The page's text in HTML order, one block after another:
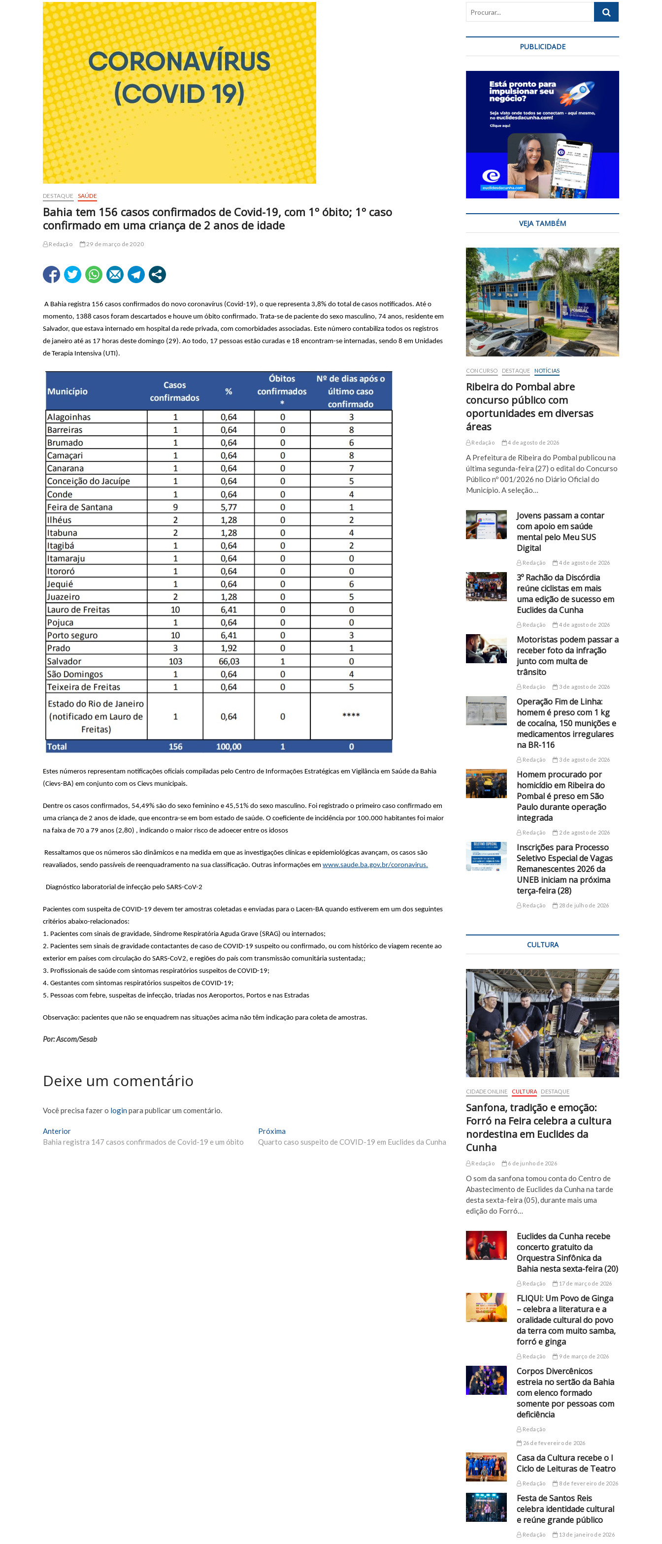
DESTAQUE SAÚDE
Bahia tem 156 casos confirmados de Covid-19, com 1º óbito; 1º caso
confirmado em uma criança de 2 anos de idade
Redação 29 de março de 2020
A Bahia registra 156 casos confirmados do novo coronavírus (Covid-19), o que representa 3,8% do total de casos notificados. Até o
momento, 1388 casos foram descartados e houve um óbito confirmado. Trata-se de paciente do sexo masculino, 74 anos, residente em
Salvador, que estava internado em hospital da rede privada, com comorbidades associadas. Este número contabiliza todos os registros
de janeiro até as 17 horas deste domingo (29). Ao todo, 17 pessoas estão curadas e 18 encontram-se internadas, sendo 8 em Unidades
de Terapia Intensiva (UTI).
Estes números representam notificações oficiais compiladas pelo Centro de Informações Estratégicas em Vigilância em Saúde da Bahia
(Cievs-BA) em conjunto com os Cievs municipais.
Dentre os casos confirmados, 54,49% são do sexo feminino e 45,51% do sexo masculino. Foi registrado o primeiro caso confirmado em
uma criança de 2 anos de idade, que encontra-se em bom estado de saúde. O coeficiente de incidência por 100.000 habitantes foi maior
na faixa de 70 a 79 anos (2,80) , indicando o maior risco de adoecer entre os idosos
Ressaltamos que os números são dinâmicos e na medida em que as investigações clínicas e epidemiológicas avançam, os casos são
reavaliados, sendo passíveis de reenquadramento na sua classificação. Outras informações em www.saude.ba.gov.br/coronavirus.
Diagnóstico laboratorial de infecção pelo SARS-CoV-2
Pacientes com suspeita de COVID-19 devem ter amostras coletadas e enviadas para o Lacen-BA quando estiverem em um dos seguintes
critérios abaixo-relacionados:
1. Pacientes com sinais de gravidade, Síndrome Respiratória Aguda Grave (SRAG) ou internados;
2. Pacientes sem sinais de gravidade contactantes de caso de COVID-19 suspeito ou confirmado, ou com histórico de viagem recente ao
exterior em países com circulação do SARS-CoV2, e regiões do país com transmissão comunitária sustentada;;
3. Profissionais de saúde com sintomas respiratórios suspeitos de COVID-19;
4. Gestantes com sintomas respiratórios suspeitos de COVID-19;
5. Pessoas com febre, suspeitas de infecção, triadas nos Aeroportos, Portos e nas Estradas
Observação: pacientes que não se enquadrem nas situações acima não têm indicação para coleta de amostras.
Por: Ascom/Sesab
Deixe um comentário
Você precisa fazer o login para publicar um comentário.
Navegação
de
AnteriorMatéria
Anterior:
Bahia registra 147 casos confirmados de Covid-19 e um óbito
Próxima
Materia:
Quarto caso suspeito de COVID-19 em Euclides da Cunha
Procurar...
PUBLICIDADE
VEJA TAMBÉM
CONCURSO DESTAQUE NOTÍCIAS
Ribeira do Pombal abre
concurso público com
oportunidades em diversas
áreas
Redação 4 de agosto de 2026
A Prefeitura de Ribeira do Pombal publicou na
última segunda-feira (27) o edital do Concurso
Público nº 001/2026 no Diário Oficial do
Município. A seleção…
Jovens passam a contar
com apoio em saúde
mental pelo Meu SUS
Digital
Redação 4 de agosto de 2026
3º Rachão da Discórdia
reúne ciclistas em mais
uma edição de sucesso em
Euclides da Cunha
Redação 4 de agosto de 2026
Motoristas podem passar a
receber foto da infração
junto com multa de
trânsito
Redação 3 de agosto de 2026
Operação Fim de Linha:
homem é preso com 1 kg
de cocaína, 150 munições e
medicamentos irregulares
na BR-116
Redação 3 de agosto de 2026
Homem procurado por
homicídio em Ribeira do
Pombal é preso em São
Paulo durante operação
integrada
Redação 2 de agosto de 2026
Inscrições para Processo
Seletivo Especial de Vagas
Remanescentes 2026 da
UNEB iniciam na próxima
terça-feira (28)
Redação 28 de julho de 2026
CULTURA
CIDADE ONLINE CULTURA DESTAQUE
Sanfona, tradição e emoção:
Forró na Feira celebra a cultura
nordestina em Euclides da
Cunha
Redação 6 de junho de 2026
O som da sanfona tomou conta do Centro de
Abastecimento de Euclides da Cunha na tarde
desta sexta-feira (05), durante mais uma
edição do Forró…
Euclides da Cunha recebe
concerto gratuito da
Orquestra Sinfônica da
Bahia nesta sexta-feira (20)
Redação 17 de março de 2026
FLIQUI: Um Povo de Ginga
– celebra a literatura e a
oralidade cultural do povo
da terra com muito samba,
forró e ginga
Redação 9 de março de 2026
Corpos Divercênicos
estreia no sertão da Bahia
com elenco formado
somente por pessoas com
deficiência
Redação
26 de fevereiro de 2026
Casa da Cultura recebe o I
Ciclo de Leituras de Teatro
Redação 8 de fevereiro de 2026
Festa de Santos Reis
celebra identidade cultural
e reúne grande público
Redação 13 de janeiro de 2026